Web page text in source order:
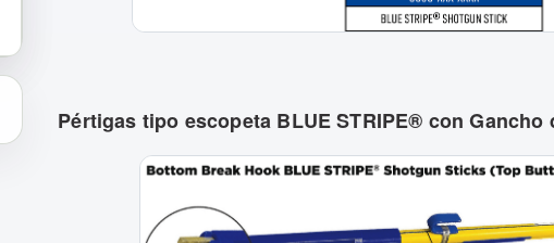
Pértigas tipo escopeta BLUE STRIPE® con